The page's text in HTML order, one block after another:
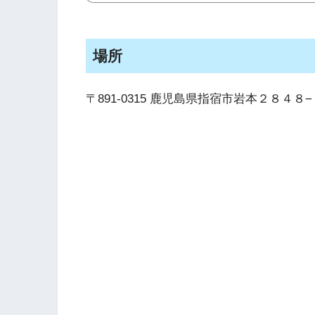
場所
〒891-0315 鹿児島県指宿市岩本２８４８−